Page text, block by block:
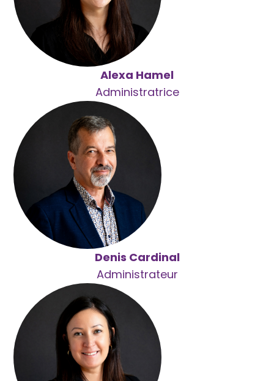
Alexa Hamel
Administratrice
Denis Cardinal
Administrateur